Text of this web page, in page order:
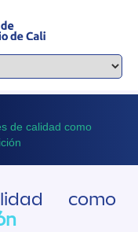
de calidad como
como